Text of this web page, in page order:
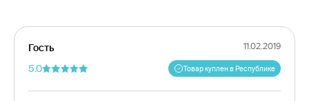
Гость 11.02.2019
5.0 Товар куплен в Республике